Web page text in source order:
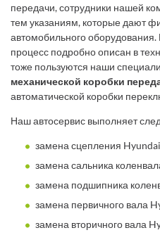
передачи, сотрудники нашей
тем указаниям, которые дают
автомобильного оборудования.
процесс подробно описан в
тоже пользуются наши
механической коробки
автоматической коробки
Наш автосервис выполняет
замена сцепления
замена сальника
замена подшипника
замена первичного вала
замена вторичного вала